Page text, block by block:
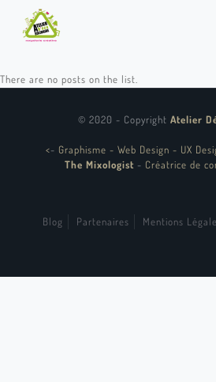
There are no posts on the list.
© 2020 - Copyright Atelier
<- Graphisme - Web Design - UX
The Mixologist - Créatrice de
Blog Partenaires Mentions